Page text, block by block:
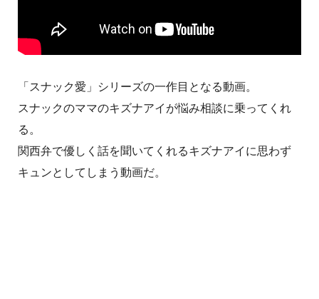
「スナック愛」シリーズの一作目となる動画。
スナックのママのキズナアイが悩み相談に乗ってくれ
る。
関西弁で優しく話を聞いてくれるキズナアイに思わず
キュンとしてしまう動画だ。